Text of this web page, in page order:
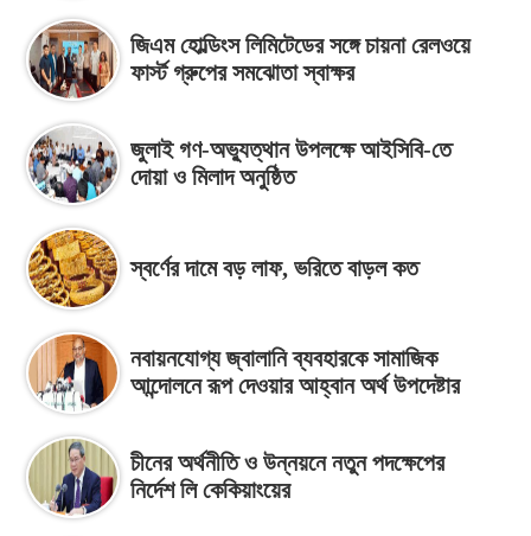
জিএম হোল্ডিংস লিমিটেডের সঙ্গে চায়না রেলওয়ে
ফার্স্ট গ্রুপের সমঝোতা স্বাক্ষর
জুলাই গণ-অভ্যুত্থান উপলক্ষে আইসিবি-তে
দোয়া ও মিলাদ অনুষ্ঠিত
স্বর্ণের দামে বড় লাফ, ভরিতে বাড়ল কত
নবায়নযোগ্য জ্বালানি ব্যবহারকে সামাজিক
আন্দোলনে রূপ দেওয়ার আহ্বান অর্থ উপদেষ্টার
চীনের অর্থনীতি ও উন্নয়নে নতুন পদক্ষেপের
নির্দেশ লি কেকিয়াংয়ের